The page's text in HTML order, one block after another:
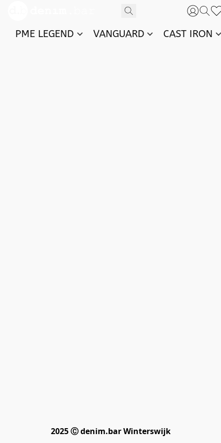
PME LEGEND VANGUARD CAST IRON
2025 Ⓒ denim.bar Winterswijk